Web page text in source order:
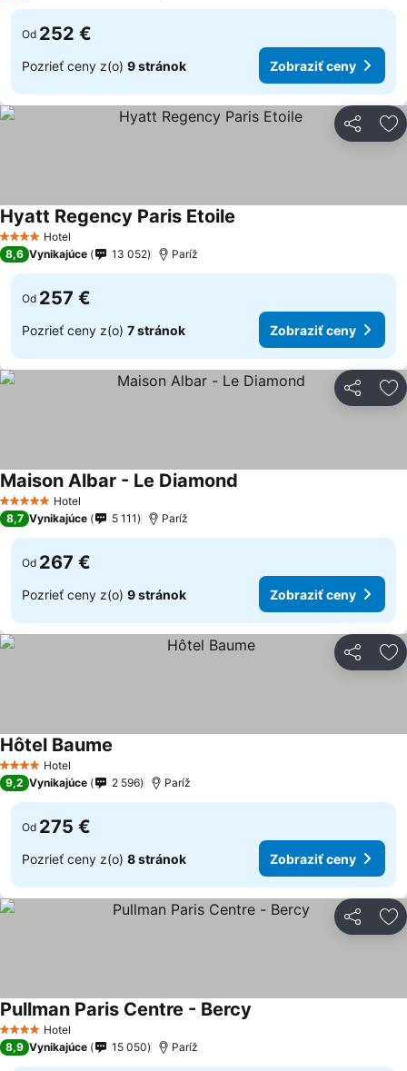
Od 252 €
Pozrieť ceny z(o) 9 stránok Zobraziť ceny
Zdieľať
4 Počet hviezdičiek
Hotel
Hyatt Regency Paris Etoile
8,6 Vynikajúce 13 052 Paríž
Od 257 €
Pozrieť ceny z(o) 7 stránok Zobraziť ceny
Zdieľať
5 Počet hviezdičiek
Hotel
Maison Albar - Le Diamond
8,7 Vynikajúce 5 111 Paríž
Od 267 €
Pozrieť ceny z(o) 9 stránok Zobraziť ceny
Zdieľať
4 Počet hviezdičiek
Hotel
Hôtel Baume
9,2 Vynikajúce 2 596 Paríž
Od 275 €
Pozrieť ceny z(o) 8 stránok Zobraziť ceny
Zdieľať
4 Počet hviezdičiek
Hotel
Pullman Paris Centre - Bercy
8,9 Vynikajúce 15 050 Paríž